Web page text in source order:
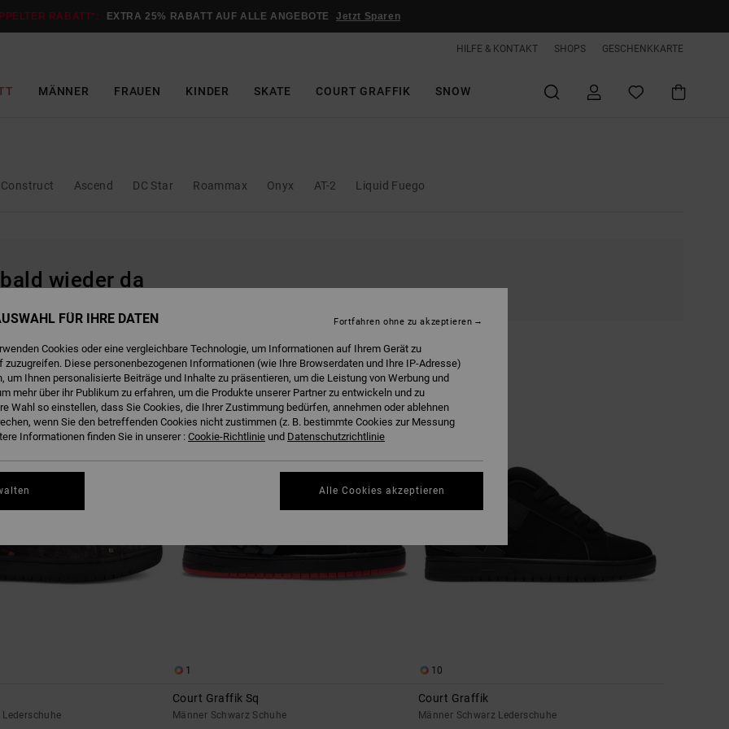
RABATT*: EXTRA 25% RABATT AUF ALLE ANGEBOTE Jetzt Sparen
HILFE & KONTAKT SHOPS GESCHENKKARTE
MÄNNER FRAUEN KINDER SKATE COURT GRAFFIK SNOW
Construct Ascend DC Star Roammax Onyx AT-2 Liquid Fuego
wieder da
BRANDNEU
1
Court Graffik Sq
Männer Schwarz Schuhe
BRANDNEU
10
Court Graffik
Männer Schwarz Lederschuhe
FÜR IHRE DATEN
Cookies oder eine vergleichbare Technologie, um Informationen auf Ihrem Gerät zu
Diese personenbezogenen Informationen (wie Ihre Browserdaten und Ihre IP-Adresse)
um Ihnen personalisierte Beiträge und Inhalte zu präsentieren, um die Leistung von Werbung und
mehr über ihr Publikum zu erfahren, um die Produkte unserer Partner zu entwickeln und zu
Wahl so einstellen, dass Sie Cookies, die Ihrer Zustimmung bedürfen, annehmen oder ablehnen
wenn Sie den betreffenden Cookies nicht zustimmen (z. B. bestimmte Cookies zur Messung
Informationen finden Sie in unserer : Cookie-Richtlinie und Datenschutzrichtlinie
Fortfahren ohne zu akzeptieren
Alle Cookies akzeptieren